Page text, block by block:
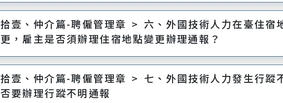
拾壹、仲介篇-聘僱管理章 > 六、外國技術人力在臺住宿
更，雇主是否須辦理住宿地點變更辦理通報？
拾壹、仲介篇-聘僱管理章 > 七、外國技術人力發生行蹤
否要辦理行蹤不明通報